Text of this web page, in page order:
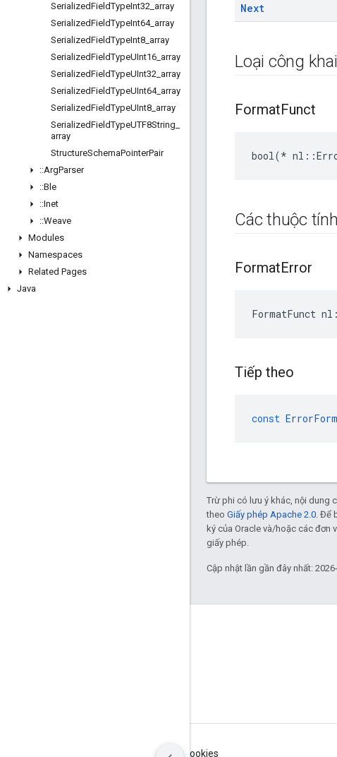
SerializedFieldTypeInt32 array
SerializedFieldTypeInt64_ array
SerializedFieldTypeInt8 array
SerializedFieldTypeUInt16 array
SerializedFieldTypeUInt32 array
SerializedFieldTypeUInt64_ array
SerializedFieldTypeUInt8 array
SerializedFieldTypeUTF8String
array
StructureSchemaPointerPair
::ArgParser
::Ble
::Inet
::Weave
Modules
Namespaces
Related Pages
Java
Next
Loại công khai
FormatFunct
bool(*
Các thuộc
FormatError
FormatFunct
Tiếp theo
const
Trừ phi có lưu ý khác, nội dung
theo Giấy phép Apache 2.0. Để
ký của Oracle và/hoặc các đơn
giấy phép.
Cập nhật lần gần đây nhất:
Manage cookies